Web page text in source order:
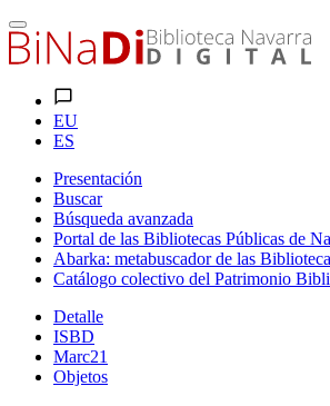
EU
ES
Presentación
Buscar
Búsqueda avanzada
Portal de las Bibliotecas Públicas de
Abarka: metabuscador de las
Catálogo colectivo del Patrimonio
Detalle
ISBD
Marc21
Objetos